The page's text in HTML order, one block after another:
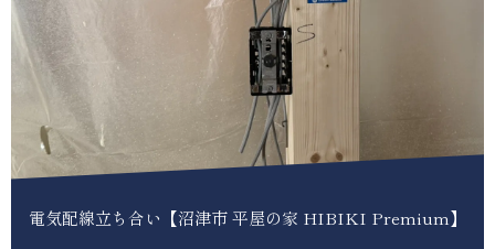
電気配線立ち合い【沼津市 平屋の家 HIBIKI Premium】